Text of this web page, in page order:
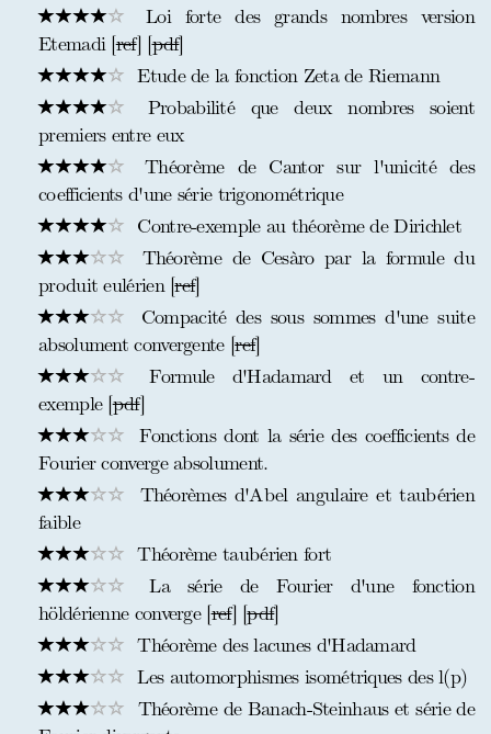
Loi forte des grands nombres version
Etemadi [ref] [pdf]
Etude de la fonction Zeta de Riemann
Probabilité que deux nombres soient
premiers entre eux
Théorème de Cantor sur l'unicité des
coefficients d'une série trigonométrique
Contre-exemple au théorème de Dirichlet
Théorème de Cesàro par la formule du
produit eulérien [ref]
Compacité des sous sommes d'une suite
absolument convergente [ref]
Formule d'Hadamard et un contre-
exemple [pdf]
Fonctions dont la série des coefficients de
Fourier converge absolument.
Théorèmes d'Abel angulaire et taubérien
faible
Théorème taubérien fort
La série de Fourier d'une fonction
höldérienne converge [ref] [pdf]
Théorème des lacunes d'Hadamard
Les automorphismes isométriques des l(p)
Théorème de Banach-Steinhaus et série de